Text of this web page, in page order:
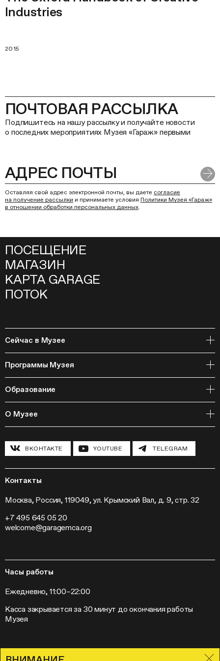
Industries
2015
ПОЧТОВАЯ РАССЫЛКА
Подпишитесь на нашу рассылку и получайте новости
о последних мероприятиях Музея «Гараж» первыми
Оставляя свой адрес электронной почты, вы даете согласие
на получение рассылки и принимаете условия Политики Музея «Гараж»
в отношении обработки персональных данных.
ПОСЕЩЕНИЕ
МАГАЗИН
КАРТА GARAGE
ПОТОК
Сейчас в Музее
События
Программы Музея
Библиотека
Издательская программа
Мастерские
Полевые исследования
Инклюзивные программы
Конференции
Программа «Новые медиа»
Кинопрограмма
Выставки
Слет институций современного искусства
Образование
Курсы
Циклы лекций
О Музее
Павильон «Шестигранник»
Хроника Музея «Гараж»
Новости
Пресса
Контакты
ВКОНТАКТЕ YOUTUBE TELEGRAM
Контакты
Москва, Россия, 119049, ул. Крымский Вал, д. 9, стр. 32
+7 495 645 05 20
welcome@garagemca.org
Часы работы
Ежедневно, 11:00–22:00
Касса закрывается за 30 минут до окончания работы
Музея